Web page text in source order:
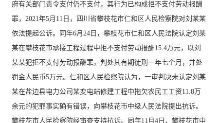
府有关部门责令支付仍不支付，其行为已构成拒不支付劳动报酬
罪，2021年5月11日，四川省攀枝花市仁和区人民检察院对刘某某
依法提起公诉。同年6月24日，攀枝花市仁和区人民法院认定刘某
某在攀枝花市承接工程过程中拒不支付劳动报酬15.4万元，以刘
某某犯拒不支付劳动报酬罪，判处其有期徒刑一年七个月，并处
罚金人民币5万元。仁和区人民检察院认为，一审判决未认定刘某
某在盐边县电力公司某变电站修建工程中拖欠农民工工资11.8万
余元的犯罪事实确有错误，向攀枝花市中级人民法院提出抗诉。
攀枝花市人民检察院经审查支持抗诉。同年11月4日，攀枝花市中